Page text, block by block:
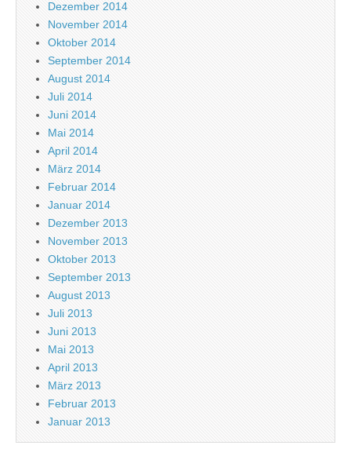
Dezember 2014
November 2014
Oktober 2014
September 2014
August 2014
Juli 2014
Juni 2014
Mai 2014
April 2014
März 2014
Februar 2014
Januar 2014
Dezember 2013
November 2013
Oktober 2013
September 2013
August 2013
Juli 2013
Juni 2013
Mai 2013
April 2013
März 2013
Februar 2013
Januar 2013